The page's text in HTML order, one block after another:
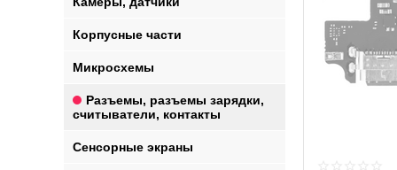
Корпусные части
Микросхемы
Разъемы, разъемы зарядки,
считыватели, контакты
Сенсорные экраны